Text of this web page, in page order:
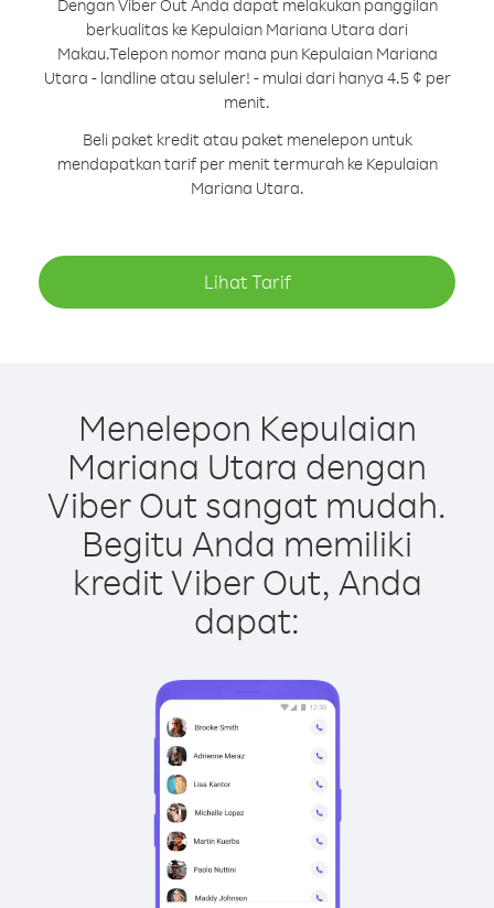
Dengan Viber Out Anda dapat melakukan panggilan
berkualitas ke Kepulaian Mariana Utara dari
Makau.Telepon nomor mana pun Kepulaian Mariana
Utara - landline atau seluler! - mulai dari hanya 4.5 ¢ per
menit.
Beli paket kredit atau paket menelepon untuk
mendapatkan tarif per menit termurah ke Kepulaian
Mariana Utara.
Lihat Tarif
Menelepon Kepulaian
Mariana Utara dengan
Viber Out sangat mudah.
Begitu Anda memiliki
kredit Viber Out, Anda
dapat: